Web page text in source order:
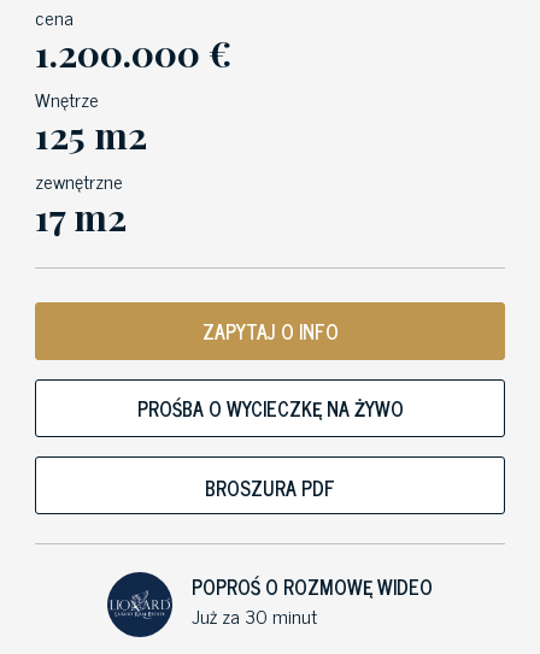
cena
1.200.000 €
Wnętrze
125 m2
zewnętrzne
17 m2
ZAPYTAJ O INFO
PROŚBA O WYCIECZKĘ NA ŻYWO
BROSZURA PDF
POPROŚ O ROZMOWĘ WIDEO
Już za 30 minut